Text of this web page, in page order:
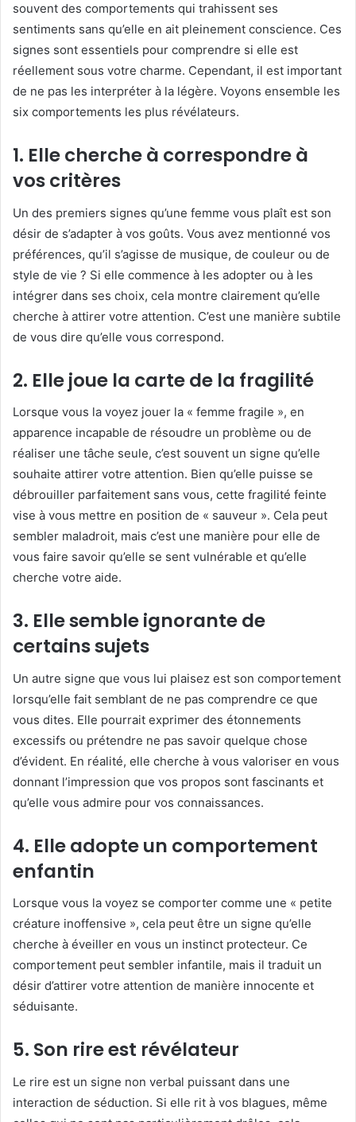
souvent des comportements qui trahissent ses
sentiments sans qu’elle en ait pleinement conscience. Ces
signes sont essentiels pour comprendre si elle est
réellement sous votre charme. Cependant, il est important
de ne pas les interpréter à la légère. Voyons ensemble les
six comportements les plus révélateurs.
1. Elle cherche à correspondre à
vos critères
Un des premiers signes qu’une femme vous plaît est son
désir de s’adapter à vos goûts. Vous avez mentionné vos
préférences, qu’il s’agisse de musique, de couleur ou de
style de vie ? Si elle commence à les adopter ou à les
intégrer dans ses choix, cela montre clairement qu’elle
cherche à attirer votre attention. C’est une manière subtile
de vous dire qu’elle vous correspond.
2. Elle joue la carte de la fragilité
Lorsque vous la voyez jouer la « femme fragile », en
apparence incapable de résoudre un problème ou de
réaliser une tâche seule, c’est souvent un signe qu’elle
souhaite attirer votre attention. Bien qu’elle puisse se
débrouiller parfaitement sans vous, cette fragilité feinte
vise à vous mettre en position de « sauveur ». Cela peut
sembler maladroit, mais c’est une manière pour elle de
vous faire savoir qu’elle se sent vulnérable et qu’elle
cherche votre aide.
3. Elle semble ignorante de
certains sujets
Un autre signe que vous lui plaisez est son comportement
lorsqu’elle fait semblant de ne pas comprendre ce que
vous dites. Elle pourrait exprimer des étonnements
excessifs ou prétendre ne pas savoir quelque chose
d’évident. En réalité, elle cherche à vous valoriser en vous
donnant l’impression que vos propos sont fascinants et
qu’elle vous admire pour vos connaissances.
4. Elle adopte un comportement
enfantin
Lorsque vous la voyez se comporter comme une « petite
créature inoffensive », cela peut être un signe qu’elle
cherche à éveiller en vous un instinct protecteur. Ce
comportement peut sembler infantile, mais il traduit un
désir d’attirer votre attention de manière innocente et
séduisante.
5. Son rire est révélateur
Le rire est un signe non verbal puissant dans une
interaction de séduction. Si elle rit à vos blagues, même